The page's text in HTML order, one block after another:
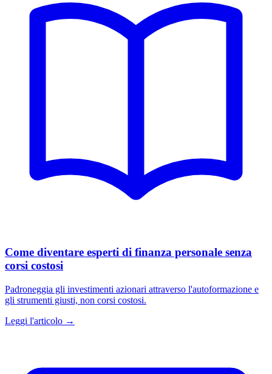
Come diventare esperti di finanza personale senza
corsi costosi
Padroneggia gli investimenti azionari attraverso l'autoformazione e
gli strumenti giusti, non corsi costosi.
Leggi l'articolo →